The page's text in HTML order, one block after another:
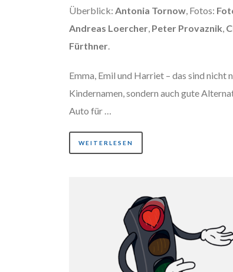
Überblick: Antonia Tornow, Fotos:
Andreas Loercher, Peter Provaznik,
Fürthner.
Emma, Emil und Harriet – das sind nicht
Kindernamen, sondern auch gute
Auto für …
WEITERLESEN